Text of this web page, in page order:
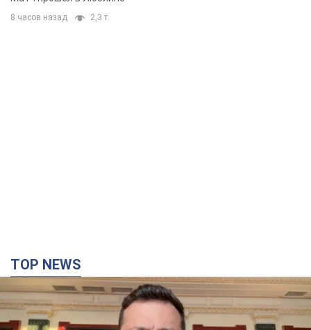
8 часов назад 2,3 т.
TOP NEWS